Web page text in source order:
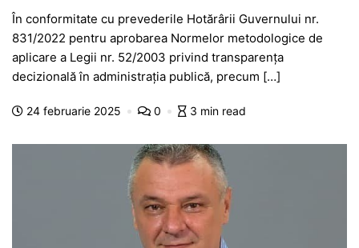
c
e
b
o
at
s
A
p
s
s
e
n
itt
er
e
gr
a
m
s
s
a
g
ta
je
a
z
În conformitate cu prevederile Hotărârii Guvernului nr.
831/2022 pentru aprobarea Normelor metodologice de
aplicare a Legii nr. 52/2003 privind transparenţa
decizională în administraţia publică, precum […]
24 februarie 2025 0 3 min read